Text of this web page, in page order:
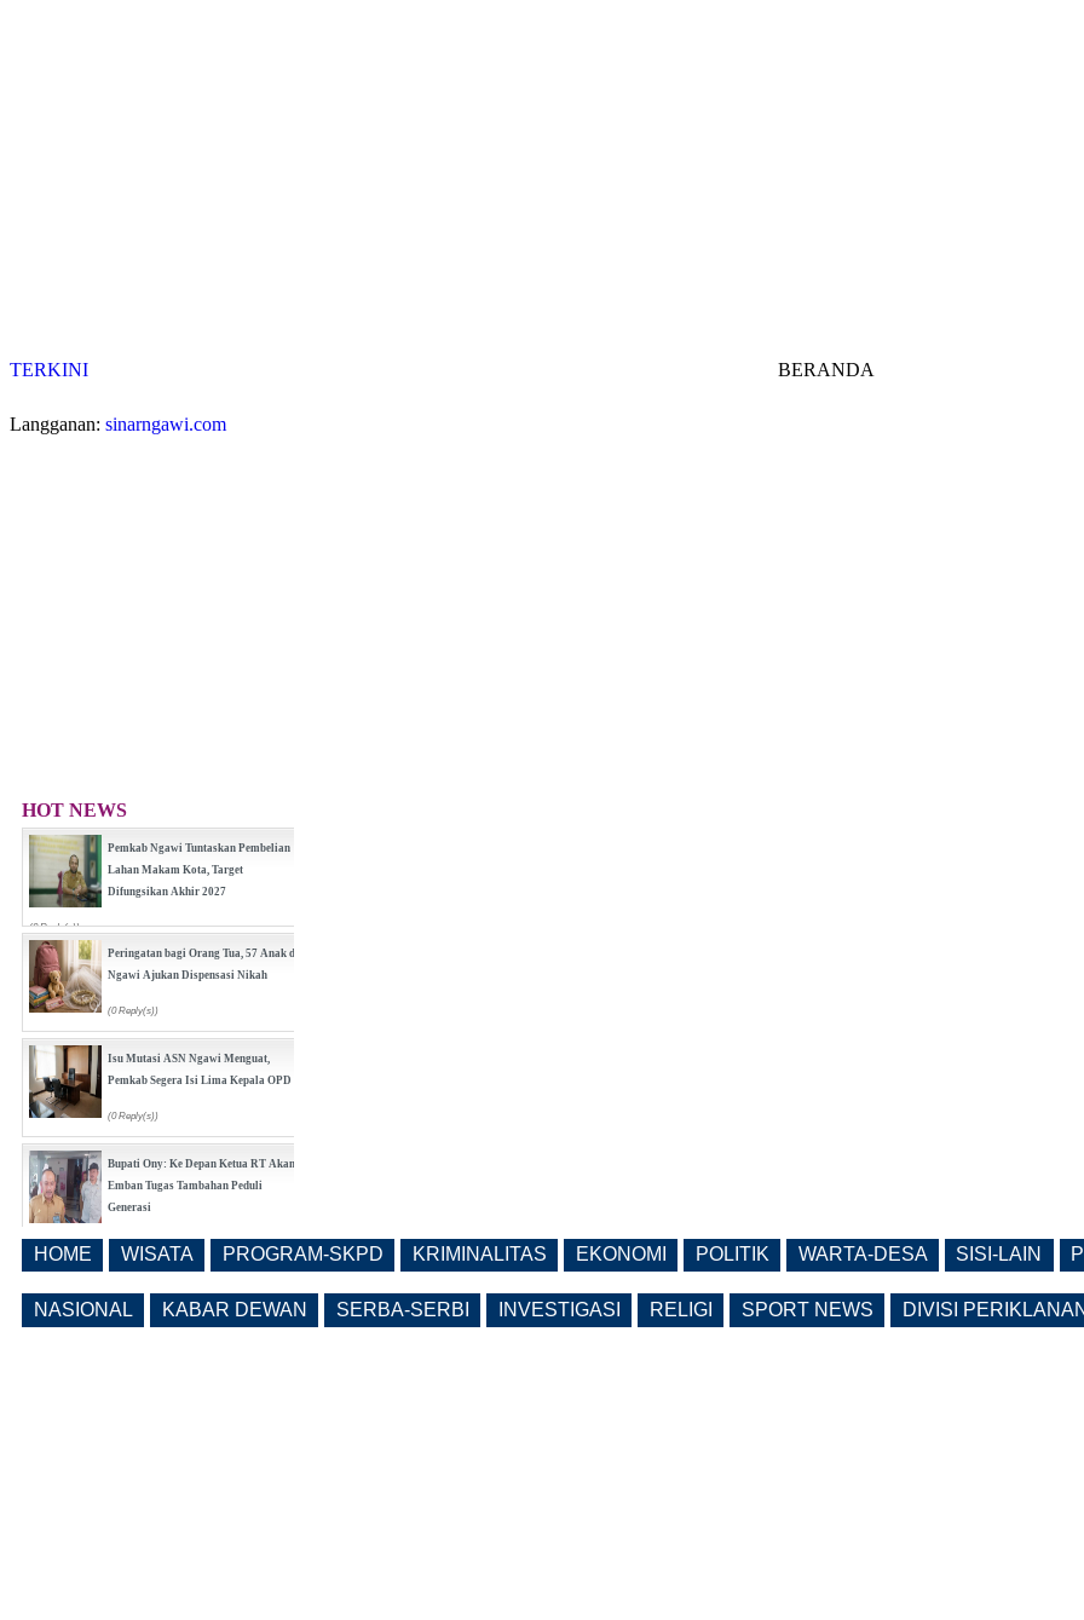
TERKINI BERANDA
Langganan: sinarngawi.com
HOT NEWS
(0 Reply(s))
Pemkab Ngawi Tuntaskan Pembelian
Lahan Makam Kota, Target
(0 Reply(s))
Peringatan bagi Orang Tua, 57 Anak di
(0 Reply(s))
Isu Mutasi ASN Ngawi Menguat,
(0 Reply(s))
Bupati Ony: Ke Depan Ketua RT Akan
Emban Tugas Tambahan Peduli
(0 Reply(s))
HOME WISATA PROGRAM-SKPD KRIMINALITAS EKONOMI POLITIK WARTA-DESA SISI-LAIN
NASIONAL KABAR DEWAN SERBA-SERBI INVESTIGASI RELIGI SPORT NEWS DIVISI